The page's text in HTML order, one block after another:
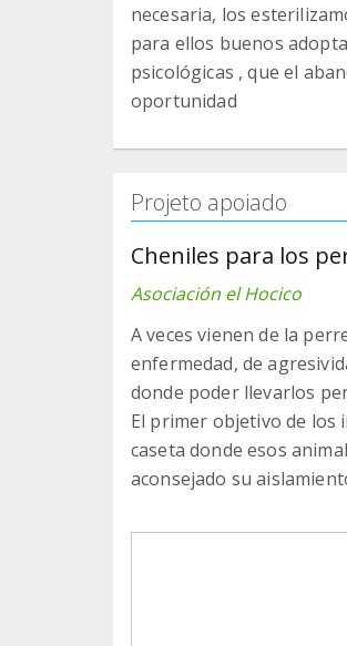
necesaria, los
para ellos buenos
psicológicas , que el
oportunidad
Projeto apoiado
Cheniles para los
Asociación el Hocico
A veces vienen de la
enfermedad, de
donde poder llevarlos
El primer objetivo de los
caseta donde esos